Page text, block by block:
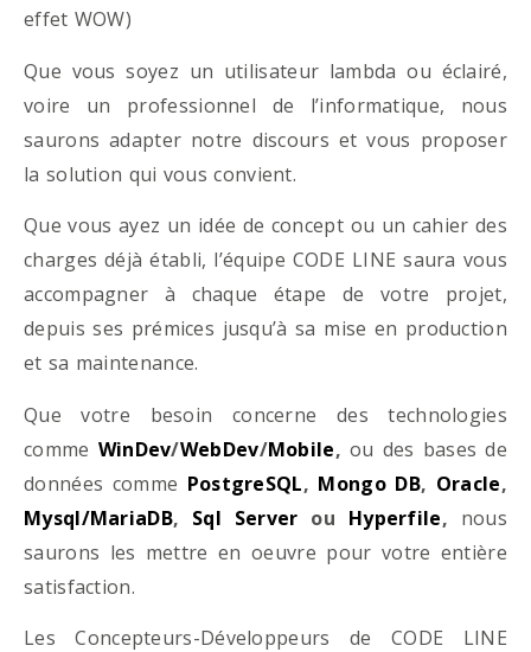
effet WOW)
Que vous soyez un utilisateur lambda ou éclairé,
voire un professionnel de l’informatique, nous
saurons adapter notre discours et vous proposer
la solution qui vous convient.
Que vous ayez un idée de concept ou un cahier des
charges déjà établi, l’équipe CODE LINE saura vous
accompagner à chaque étape de votre projet,
depuis ses prémices jusqu’à sa mise en production
et sa maintenance.
Que votre besoin concerne des technologies
comme WinDev/WebDev/Mobile, ou des bases de
données comme PostgreSQL, Mongo DB, Oracle,
Mysql/MariaDB, Sql Server ou Hyperfile, nous
saurons les mettre en oeuvre pour votre entière
satisfaction.
Les Concepteurs-Développeurs de CODE LINE